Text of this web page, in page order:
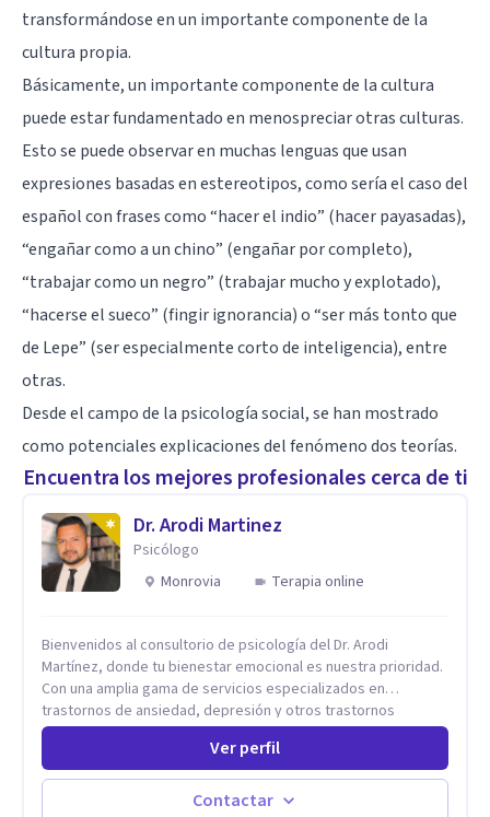
transformándose en un importante componente de la
cultura propia.
Básicamente, un importante componente de la cultura
puede estar fundamentado en menospreciar otras culturas.
Esto se puede observar en muchas lenguas que usan
expresiones basadas en estereotipos, como sería el caso del
español con frases como “hacer el indio” (hacer payasadas),
“engañar como a un chino” (engañar por completo),
“trabajar como un negro” (trabajar mucho y explotado),
“hacerse el sueco” (fingir ignorancia) o “ser más tonto que
de Lepe” (ser especialmente corto de inteligencia), entre
otras.
Desde el campo de la psicología social, se han mostrado
como potenciales explicaciones del fenómeno dos teorías.
Encuentra los mejores profesionales cerca de ti
Dr. Arodi Martinez
Psicólogo
Monrovia
Terapia online
Bienvenidos al consultorio de psicología del Dr. Arodi
Martínez, donde tu bienestar emocional es nuestra prioridad.
Con una amplia gama de servicios especializados en
trastornos de ansiedad, depresión y otros trastornos
emocionales, estamos dedicados a ofrecerte el mejor
tratamiento para mejorar tu salud mental. En nuestro
consultorio, ofrecemos una variedad de terapias y
tratamientos diseñados para satisfacer tus necesidades
Ver perfil
Contactar